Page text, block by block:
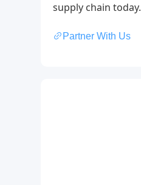
supply chain today.
Partner With Us